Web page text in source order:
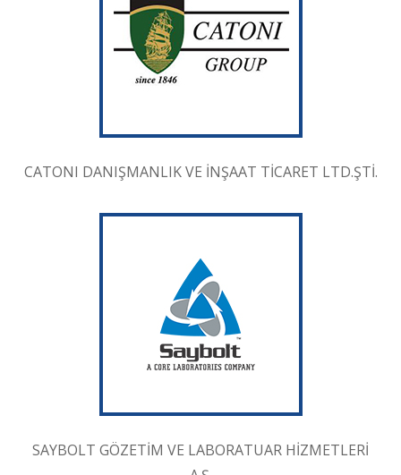
CATONI DANIŞMANLIK VE İNŞAAT TİCARET LTD.ŞTİ.
SAYBOLT GÖZETİM VE LABORATUAR HİZMETLERİ